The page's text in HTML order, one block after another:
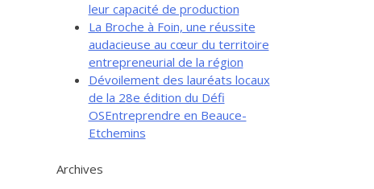
leur capacité de production
La Broche à Foin, une réussite
audacieuse au cœur du territoire
entrepreneurial de la région
Dévoilement des lauréats locaux
de la 28e édition du Défi
OSEntreprendre en Beauce-
Etchemins
Archives